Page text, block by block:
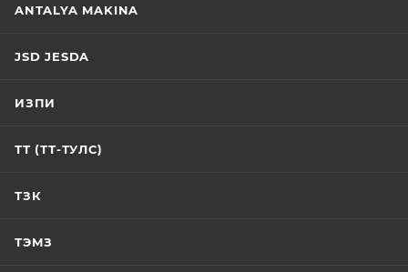
ANTALYA MAKINA
JSD JESDA
ИЗПИ
ТТ (ТТ-ТУЛС)
ТЗК
ТЭМЗ